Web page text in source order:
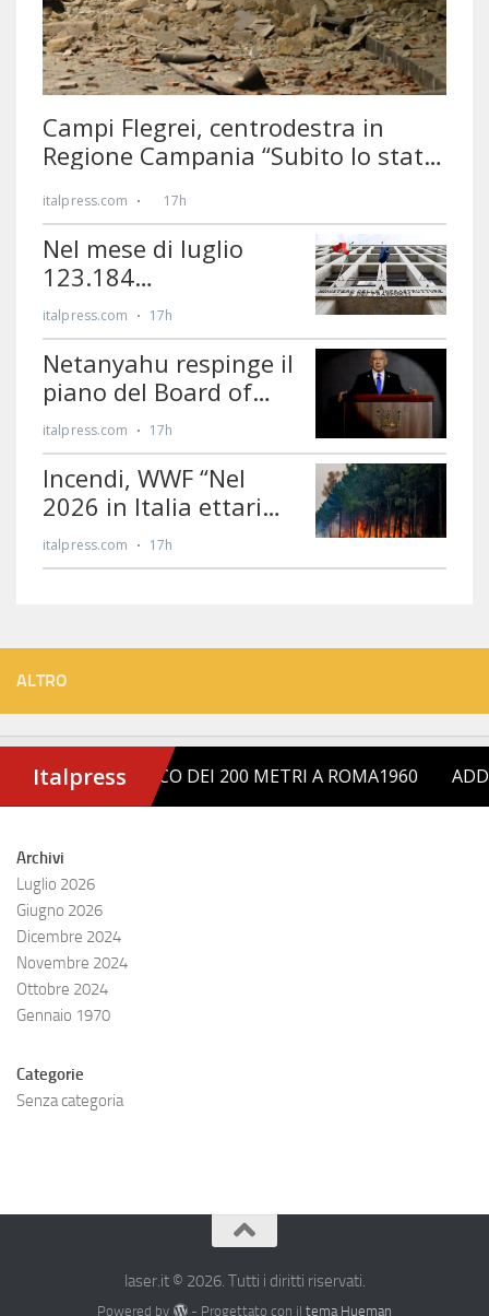
ALTRO
Archivi
Luglio 2026
Giugno 2026
Dicembre 2024
Novembre 2024
Ottobre 2024
Gennaio 1970
Categorie
Senza categoria
laser.it © 2026. Tutti i diritti riservati.
Powered by - Progettato con il tema Hueman